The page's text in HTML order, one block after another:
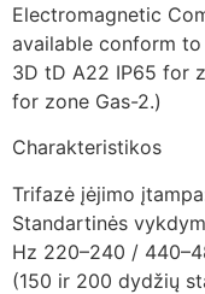
Electromagnetic
available conform to
3D tD A22 IP65 for
for zone Gas-2.)
Charakteristikos
Trifazė įėjimo
Standartinės
Hz 220–240 /
(150 ir 200 dydžių